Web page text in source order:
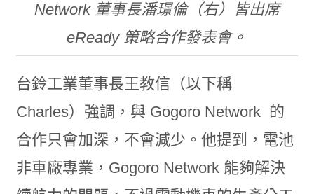
Network 董事長潘璟倫（右）皆出席
eReady 策略合作發表會。
台鈴工業董事長王教信（以下稱
Charles）強調，與 Gogoro Network 的
合作只會加深，不會減少。他提到，電池
非車廠專業，Gogoro Network 能夠解決